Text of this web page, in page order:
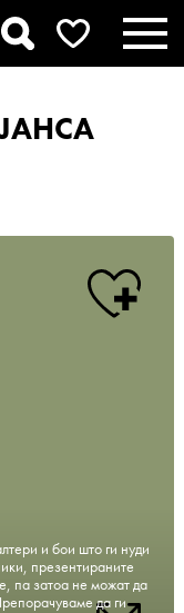
и бои што ги нуди
презентираните
па затоа не можат да
да ги